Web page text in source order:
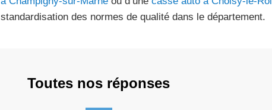
standardisation des normes de qualité dans le département.
Toutes nos réponses